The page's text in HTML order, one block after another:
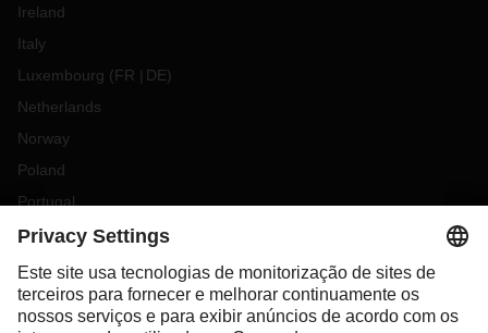
Ireland
Italy
Luxembourg (FR DE)
Netherlands
Norway
Poland
Portugal
Romania
Slovakia
Spain
Sweden